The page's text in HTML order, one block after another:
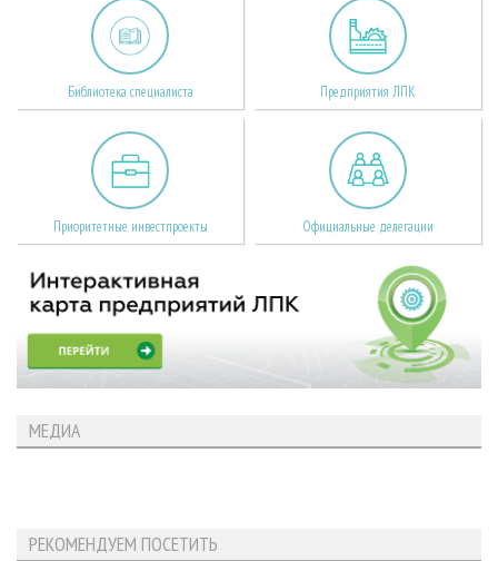
Библиотека специалиста Предприятия ЛПК
Приоритетные инвестпроекты Официальные делегации
МЕДИА
РЕКОМЕНДУЕМ ПОСЕТИТЬ